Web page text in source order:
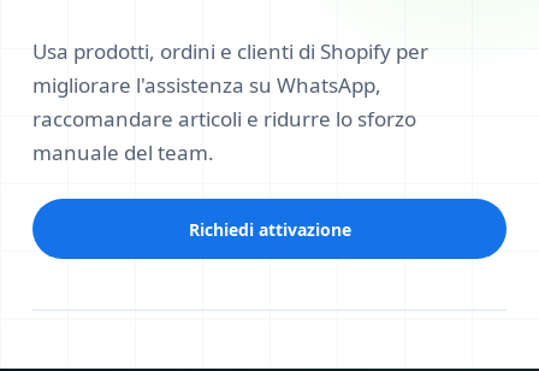
Usa prodotti, ordini e clienti di Shopify per
migliorare l'assistenza su WhatsApp,
raccomandare articoli e ridurre lo sforzo
manuale del team.
Richiedi attivazione